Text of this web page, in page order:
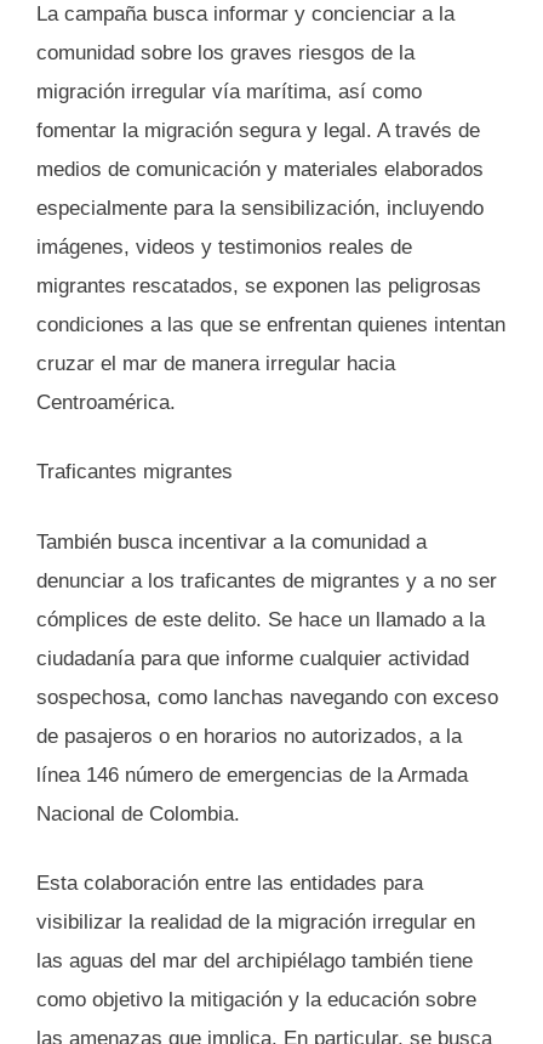
La campaña busca informar y concienciar a la
comunidad sobre los graves riesgos de la
migración irregular vía marítima, así como
fomentar la migración segura y legal. A través de
medios de comunicación y materiales elaborados
especialmente para la sensibilización, incluyendo
imágenes, videos y testimonios reales de
migrantes rescatados, se exponen las peligrosas
condiciones a las que se enfrentan quienes intentan
cruzar el mar de manera irregular hacia
Centroamérica.
Traficantes migrantes
También busca incentivar a la comunidad a
denunciar a los traficantes de migrantes y a no ser
cómplices de este delito. Se hace un llamado a la
ciudadanía para que informe cualquier actividad
sospechosa, como lanchas navegando con exceso
de pasajeros o en horarios no autorizados, a la
línea 146 número de emergencias de la Armada
Nacional de Colombia.
Esta colaboración entre las entidades para
visibilizar la realidad de la migración irregular en
las aguas del mar del archipiélago también tiene
como objetivo la mitigación y la educación sobre
las amenazas que implica. En particular, se busca